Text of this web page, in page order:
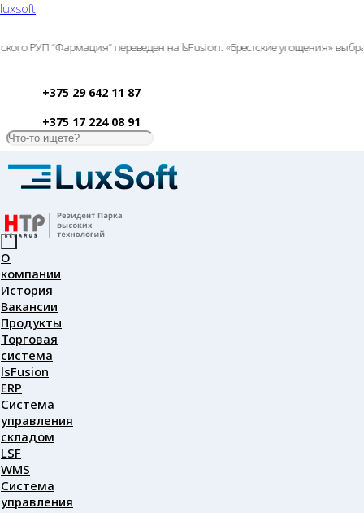
luxsoft
“Фармация” переведен на lsFusion. «Брестские угощения»
+375 29 642 11 87
+375 17 224 08 91
О
компании
История
Вакансии
Продукты
Торговая
система
lsFusion
ERP
Система
управления
складом
LSF
WMS
Система
управления